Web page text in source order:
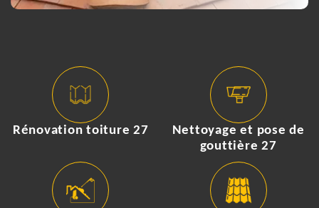
Rénovation toiture 27
Nettoyage et pose de
gouttière 27